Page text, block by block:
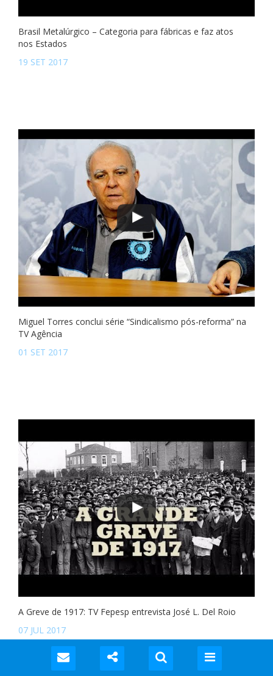
Brasil Metalúrgico – Categoria para fábricas e faz atos
nos Estados
19 SET 2017
Miguel Torres conclui série “Sindicalismo pós-reforma” na
TV Agência
01 SET 2017
A Greve de 1917: TV Fepesp entrevista José L. Del Roio
07 JUL 2017